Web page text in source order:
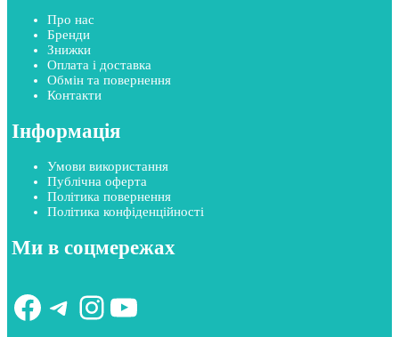
Про нас
Бренди
Знижки
Оплата і доставка
Обмін та повернення
Контакти
Інформація
Умови використання
Публічна оферта
Політика повернення
Політика конфіденційності
Ми в соцмережах
Facebook
Telegram
Instagram
YouTube